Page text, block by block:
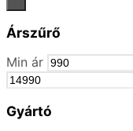
Árszűrő
Min ár
Gyártó